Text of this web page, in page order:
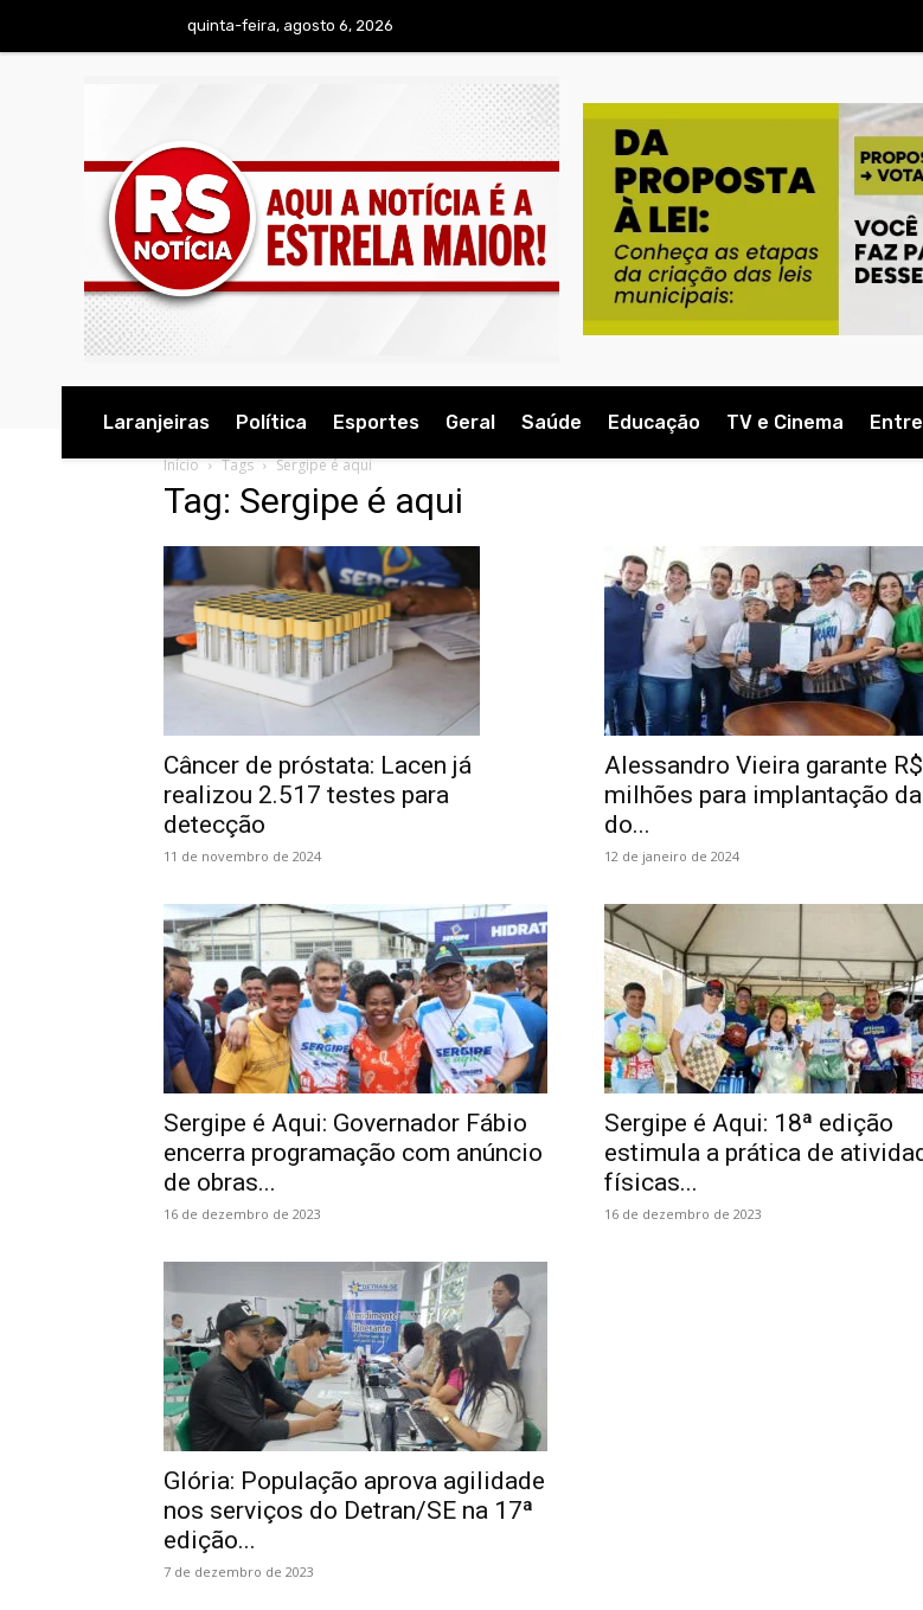
quinta-feira, agosto 6, 2026
Laranjeiras Política Esportes Geral Saúde Educação TV e Cinema
Início Tags Sergipe é aqui
Tag: Sergipe é aqui
Câncer de próstata: Lacen já
realizou 2.517 testes para
detecção
11 de novembro de 2024
Alessandro Vieira garante
milhões para implantação
do...
12 de janeiro de 2024
Sergipe é Aqui: Governador Fábio
encerra programação com anúncio
de obras...
16 de dezembro de 2023
Sergipe é Aqui: 18ª edição
estimula a prática de
físicas...
16 de dezembro de 2023
Glória: População aprova agilidade
nos serviços do Detran/SE na 17ª
edição...
7 de dezembro de 2023